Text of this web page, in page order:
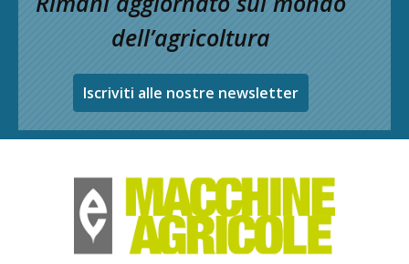
dell’agricoltura
Iscriviti alle nostre newsletter